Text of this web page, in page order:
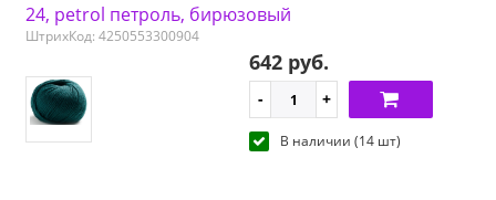
24, petrol петроль, бирюзовый
ШтрихКод: 4250553300904
642 руб.
В наличии (14 шт)